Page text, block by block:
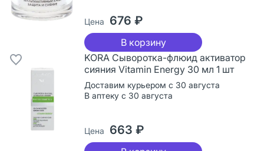
Цена 676 ₽
В корзину
KORA Сыворотка-флюид активатор
сияния Vitamin Energy 30 мл 1 шт
Доставим курьером с 30 августа
В аптеку с 30 августа
Цена 663 ₽